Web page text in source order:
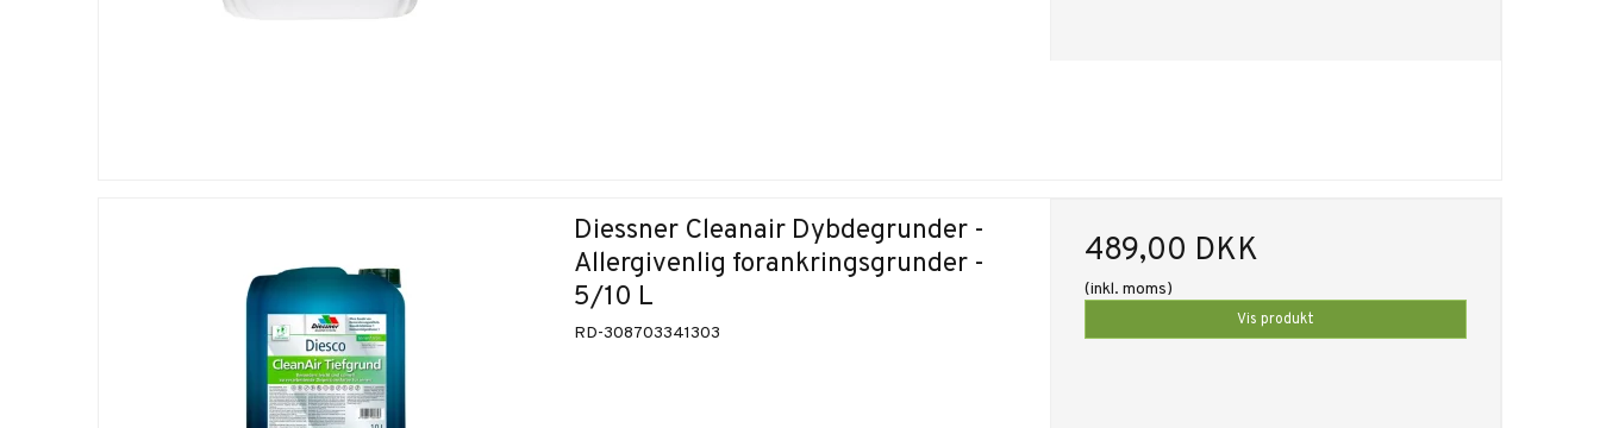
Diessner Cleanair Dybdegrunder -
Allergivenlig forankringsgrunder -
5/10 L
RD-308703341303
489,00 DKK
(inkl. moms)
Vis produkt